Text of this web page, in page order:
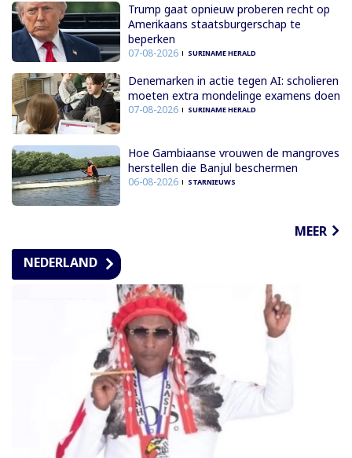
Trump gaat opnieuw proberen recht op
Amerikaans staatsburgerschap te
beperken
07-08-2026 SURINAME HERALD
Denemarken in actie tegen AI: scholieren
moeten extra mondelinge examens doen
07-08-2026 SURINAME HERALD
Hoe Gambiaanse vrouwen de mangroves
herstellen die Banjul beschermen
06-08-2026 STARNIEUWS
MEER
NEDERLAND